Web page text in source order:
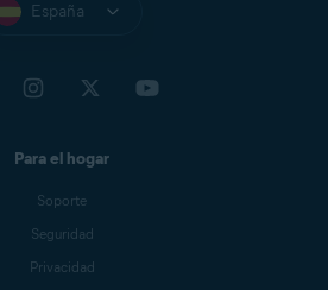
España
Para el hogar
Soporte
Seguridad
Privacidad